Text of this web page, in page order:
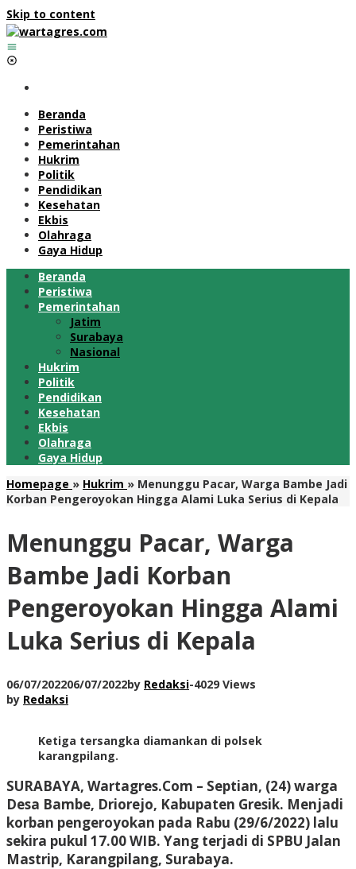
Skip to content
Beranda
Peristiwa
Pemerintahan
Hukrim
Politik
Pendidikan
Kesehatan
Ekbis
Olahraga
Gaya Hidup
Beranda
Peristiwa
Pemerintahan
Jatim
Surabaya
Nasional
Hukrim
Politik
Pendidikan
Kesehatan
Ekbis
Olahraga
Gaya Hidup
Homepage » Hukrim » Menunggu Pacar, Warga Bambe Jadi
Korban Pengeroyokan Hingga Alami Luka Serius di Kepala
Menunggu Pacar, Warga
Bambe Jadi Korban
Pengeroyokan Hingga Alami
Luka Serius di Kepala
06/07/202206/07/2022by Redaksi-4029 Views
by Redaksi
Ketiga tersangka diamankan di polsek
karangpilang.
SURABAYA, Wartagres.Com – Septian, (24) warga
Desa Bambe, Driorejo, Kabupaten Gresik. Menjadi
korban pengeroyokan pada Rabu (29/6/2022) lalu
sekira pukul 17.00 WIB. Yang terjadi di SPBU Jalan
Mastrip, Karangpilang, Surabaya.